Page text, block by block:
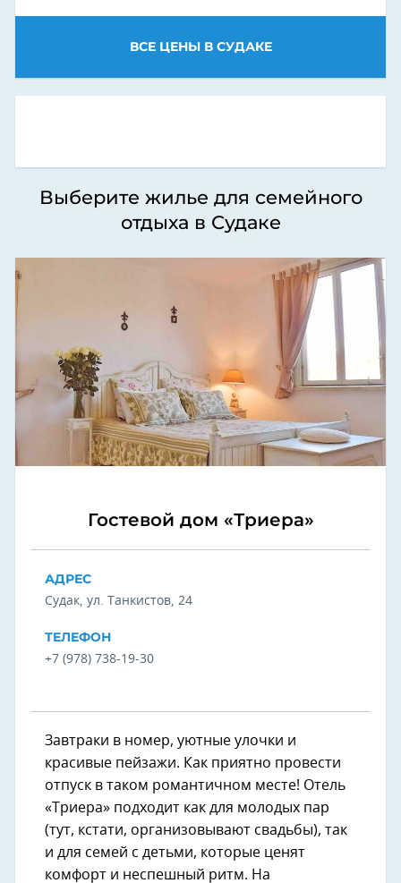
ВСЕ ЦЕНЫ В СУДАКЕ
Выберите жилье для семейного
отдыха в Судаке
Гостевой дом «Триера»
АДРЕС
Судак, ул. Танкистов, 24
ТЕЛЕФОН
+7 (978) 738-19-30
Завтраки в номер, уютные улочки и
красивые пейзажи. Как приятно провести
отпуск в таком романтичном месте! Отель
«Триера» подходит как для молодых пар
(тут, кстати, организовывают свадьбы), так
и для семей с детьми, которые ценят
комфорт и неспешный ритм. На